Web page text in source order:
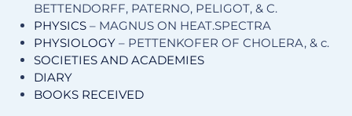
BETTENDORFF, PATERNO, PELIGOT, & C.
PHYSICS– MAGNUS ON HEAT.SPECTRA
PHYSIOLOGY– PETTENKOFER OF CHOLERA, & c.
SOCIETIES AND ACADEMIES
DIARY
BOOKS RECEIVED